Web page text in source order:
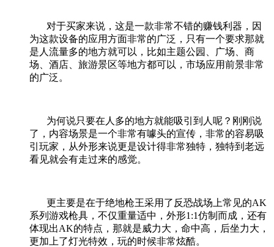
对于买家来说，这是一款非常不错的赚钱利器，因
为这款设备的应用方面非常的广泛，只有一个要求那就
是人流量多的地方就可以，比如主题公园、广场、商
场、酒店、旅游景区等地方都可以，市场应用前景非常
的广泛。
为何说只要在人多的地方就能吸引到人呢？刚刚说
了，内容场景是一个非常有噱头的宣传，非常的容易吸
引玩家，从外形来说更是设计得非常独特，独特到老远
看见就会有走过来的感觉。
更主要是在于绝地枪王采用了反恐战场上常见的AK
系列游戏枪具，不仅重量适中，外形1:1仿制而成，还有
体现出AK的特点，那就是威力大，命中高，后坐力大，
更加上了灯光特效，玩的时候非常炫酷。